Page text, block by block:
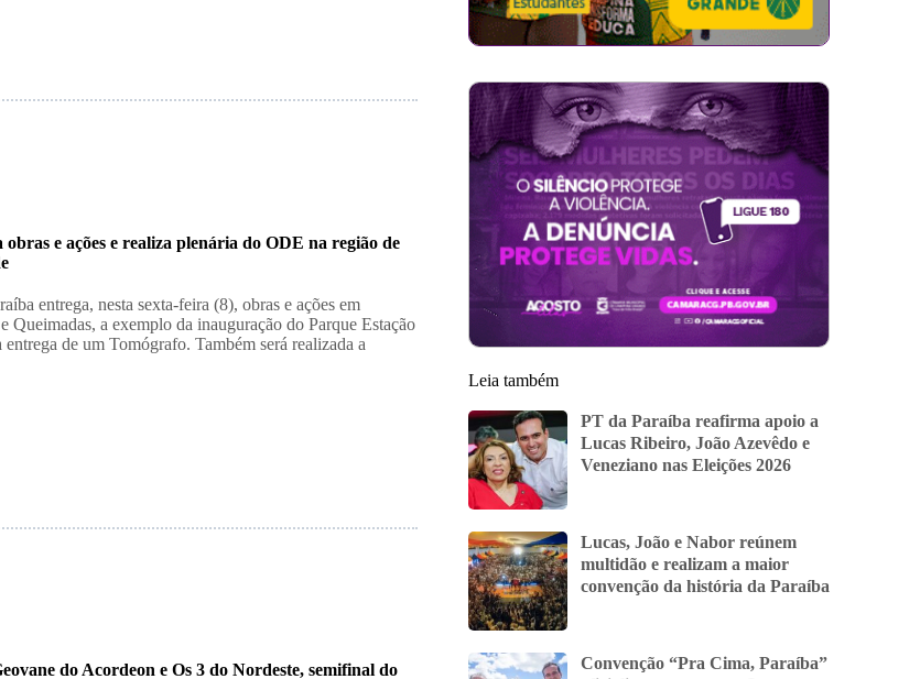
obras e ações e realiza plenária do ODE na região de
entrega, nesta sexta-feira (8), obras e ações em
Queimadas, a exemplo da inauguração do Parque Estação
entrega de um Tomógrafo. Também será realizada a
do Acordeon e Os 3 do Nordeste, semifinal do
Leia também
PT da Paraíba reafirma apoio a
Lucas Ribeiro, João Azevêdo e
Veneziano nas Eleições 2026
Lucas, João e Nabor reúnem
multidão e realizam a maior
convenção da história da Paraíba
Convenção “Pra Cima, Paraíba”